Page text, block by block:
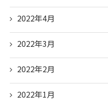
2022年4月
2022年3月
2022年2月
2022年1月